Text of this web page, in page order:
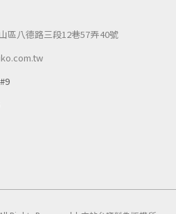
區八德路三段12巷57弄40號
#9